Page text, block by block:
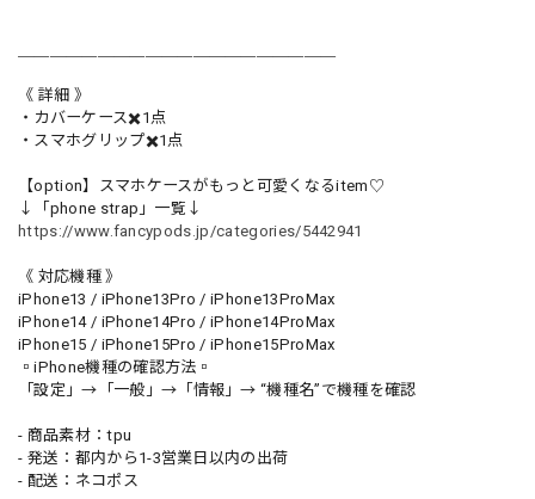
《 詳細 》
・カバーケース✖️1点
・スマホグリップ✖️1点
【option】スマホケースがもっと可愛くなるitem♡
↓「phone strap」一覧↓
https://www.fancypods.jp/categories/5442941
《 対応機種 》
iPhone13 / iPhone13Pro / iPhone13ProMax
iPhone14 / iPhone14Pro / iPhone14ProMax
iPhone15 / iPhone15Pro / iPhone15ProMax
▫️iPhone機種の確認方法▫️
「設定」→「一般」→「情報」→ “機種名”で機種を確認
- 商品素材：tpu
- 発送：都内から1-3営業日以内の出荷
- 配送：ネコポス